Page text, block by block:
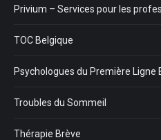
Privium – Services pour les
TOC Belgique
Psychologues du Première Ligne
Troubles du Sommeil
Thérapie Brève